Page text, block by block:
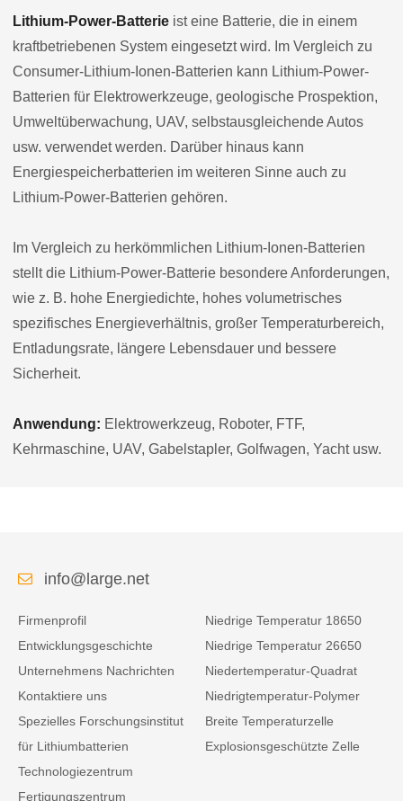
Lithium-Power-Batterie ist eine Batterie, die in einem
kraftbetriebenen System eingesetzt wird. Im Vergleich zu
Consumer-Lithium-Ionen-Batterien kann Lithium-Power-
Batterien für Elektrowerkzeuge, geologische Prospektion,
Umweltüberwachung, UAV, selbstausgleichende Autos
usw. verwendet werden. Darüber hinaus kann
Energiespeicherbatterien im weiteren Sinne auch zu
Lithium-Power-Batterien gehören.
Im Vergleich zu herkömmlichen Lithium-Ionen-Batterien
stellt die Lithium-Power-Batterie besondere Anforderungen,
wie z. B. hohe Energiedichte, hohes volumetrisches
spezifisches Energieverhältnis, großer Temperaturbereich,
Entladungsrate, längere Lebensdauer und bessere
Sicherheit.
Anwendung: Elektrowerkzeug, Roboter, FTF,
Kehrmaschine, UAV, Gabelstapler, Golfwagen, Yacht usw.
info@large.net
Firmenprofil
Entwicklungsgeschichte
Unternehmens Nachrichten
Kontaktiere uns
Spezielles Forschungsinstitut
für Lithiumbatterien
Technologiezentrum
Fertigungszentrum
Niedrige Temperatur 18650
Niedrige Temperatur 26650
Niedertemperatur-Quadrat
Niedrigtemperatur-Polymer
Breite Temperaturzelle
Explosionsgeschützte Zelle